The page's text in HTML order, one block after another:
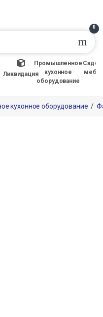
0
Ликвидация
Промышленное
кухонное
оборудование
кухонное оборудование /